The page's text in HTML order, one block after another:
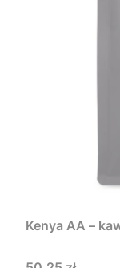
Kenya AA –